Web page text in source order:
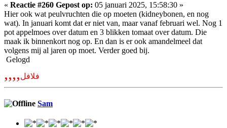
« Reactie #260 Gepost op: 05 januari 2025, 15:58:30 »
Hier ook wat peulvruchten die op moeten (kidneybonen, en nog
wat). In januari komt dat er niet van, maar vanaf februari wel. Nog 1
pot appelmoes over datum en 3 blikken tomaat over datum. Die
maak ik binnenkort nog op. En dan is er ook amandelmeel dat
volgens mij al jaren op moet. Verder goed bij.
Gelogd
,,,,فلافل
Sam